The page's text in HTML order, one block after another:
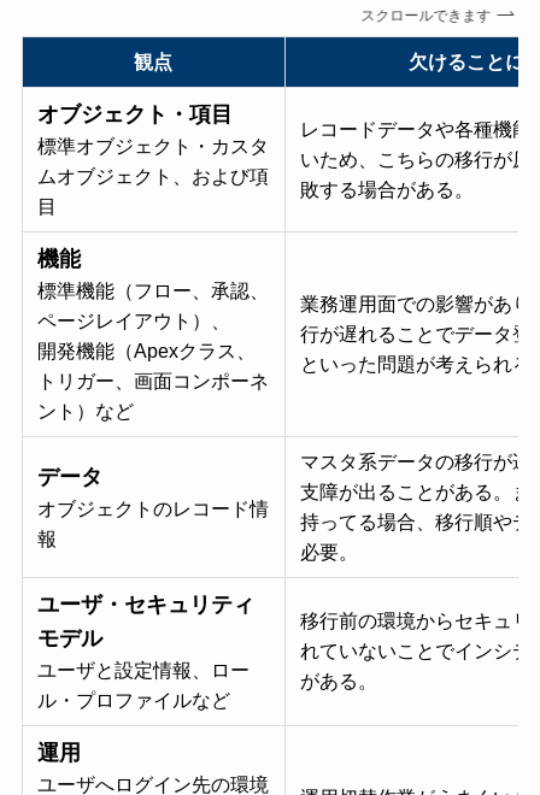
スクロールできます
観点 欠けることに
オブジェクト・項目
標準オブジェクト・カスタ
ムオブジェクト、および項
目
レコードデータや各種機
いため、こちらの移行が
敗する場合がある。
機能
標準機能（フロー、承認、
ページレイアウト）、
開発機能（Apexクラス、
トリガー、画面コンポーネ
ント）など
業務運用面での影響があり
行が遅れることでデータ登
といった問題が考えられる
データ
オブジェクトのレコード情
報
マスタ系データの移行が
支障が出ることがある。ま
持ってる場合、移行順やデ
必要。
ユーザ・セキュリティ
モデル
ユーザと設定情報、ロー
ル・プロファイルなど
移行前の環境からセキュリ
れていないことでインシデ
がある。
運用
ユーザへログイン先の環境